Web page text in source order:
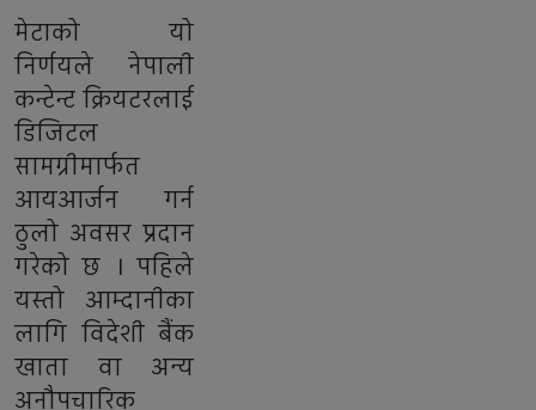
मेटाको यो
निर्णयले नेपाली
कन्टेन्ट क्रियटरलाई
डिजिटल
सामग्रीमार्फत
आयआर्जन गर्न
ठुलो अवसर प्रदान
गरेको छ । पहिले
यस्तो आम्दानीका
लागि विदेशी बैंक
खाता वा अन्य
अनौपचारिक